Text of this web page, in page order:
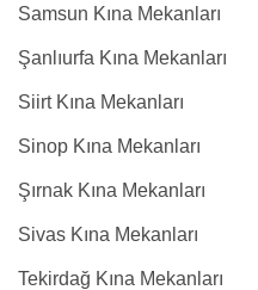
Samsun Kına Mekanları
Şanlıurfa Kına Mekanları
Siirt Kına Mekanları
Sinop Kına Mekanları
Şırnak Kına Mekanları
Sivas Kına Mekanları
Tekirdağ Kına Mekanları